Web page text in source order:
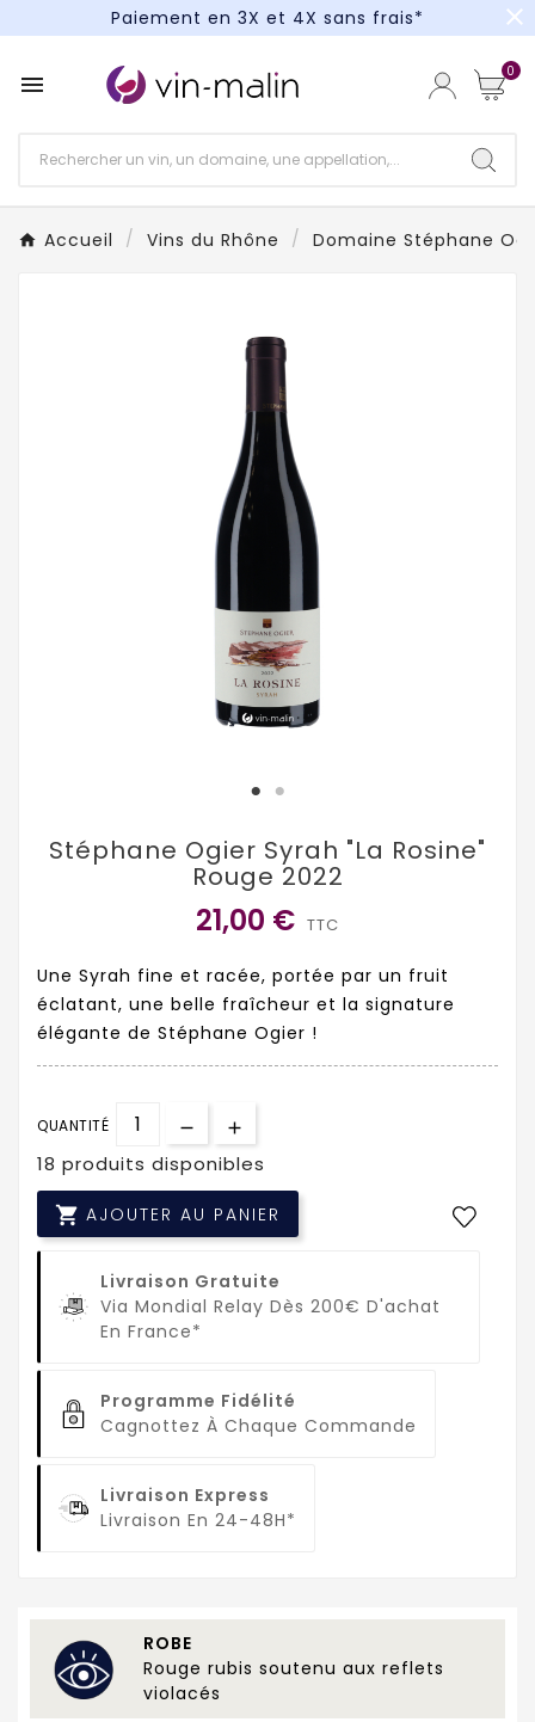
Paiement en 3X et 4X sans frais*
Paiement en 3X et 4X sans frais*
close
 0
Accueil Vins du Rhône Domaine Stéphane
Stéphane Ogier Syrah "La Rosine"
Rouge 2022
21,00 € TTC
Une Syrah fine et racée, portée par un fruit
éclatant, une belle fraîcheur et la signature
élégante de Stéphane Ogier !
QUANTITÉ
18 produits disponibles
 AJOUTER AU PANIER
Livraison Gratuite
Via Mondial Relay Dès 200€ D'achat
En France*
Programme Fidélité
Cagnottez À Chaque Commande
Livraison Express
Livraison En 24-48H*
ROBE
Rouge rubis soutenu aux reflets
violacés